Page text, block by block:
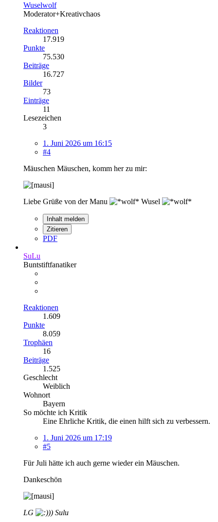
Wuselwolf
Moderator+Kreativchaos
Reaktionen
17.919
Punkte
75.530
Beiträge
16.727
Bilder
73
Einträge
11
Lesezeichen
3
1. Juni 2026 um 16:15
#4
Mäuschen Mäuschen, komm her zu mir:
Liebe Grüße von der Manu Wusel
Inhalt melden
Zitieren
PDF
SuLu
Buntstiftfanatiker
Reaktionen
1.609
Punkte
8.059
Trophäen
16
Beiträge
1.525
Geschlecht
Weiblich
Wohnort
Bayern
So möchte ich Kritik
Eine Ehrliche Kritik, die einen hilft sich zu verbessern.
1. Juni 2026 um 17:19
#5
Für Juli hätte ich auch gerne wieder ein Mäuschen.
Dankeschön
LG Sulu